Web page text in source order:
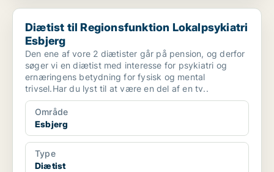
Diætist til Regionsfunktion Lokalpsykiatri Esbjerg
Diætist til Regionsfunktion Lokalpsykiatri
Esbjerg
Den ene af vore 2 diætister går på pension, og derfor
søger vi en diætist med interesse for psykiatri og
ernæringens betydning for fysisk og mental
trivsel.Har du lyst til at være en del af en tv..
Område
Esbjerg
Type
Diætist